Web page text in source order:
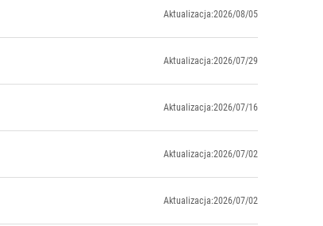
Aktualizacja:2026/08/05
Aktualizacja:2026/07/29
Aktualizacja:2026/07/16
Aktualizacja:2026/07/02
Aktualizacja:2026/07/02